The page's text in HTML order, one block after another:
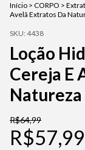
Início > CORPO >
Avelã Extratos Da
SKU: 4438
Loção
Cereja E
Natureza
R$64,99
R$57,99